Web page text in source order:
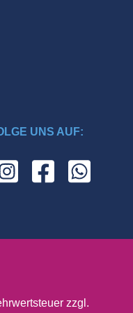
deren
UV-Farben
Kunstwerke,
UNS AUF:
zzgl.